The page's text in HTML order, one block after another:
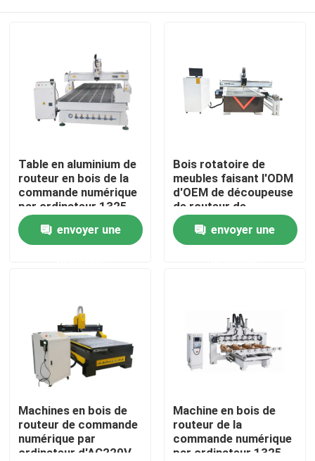
Aperçu
Produits
Vidéos
Visite d'usine
Contrôle de la qualité
Machine de découpe laser à fibre
Table en aluminium de
routeur en bois de la
commande numérique
par ordinateur 1325
avec la machine de
travail du bois d'axe
de la fente 4 de T
envoyer une
Bois rotatoire de
meubles faisant l'ODM
d'OEM de découpeuse
de routeur de
commande numérique
par ordinateur
envoyer une
Machines en bois de
routeur de commande
numérique par
ordinateur d'AC220V
Machine en bois de
routeur de la
commande numérique
par ordinateur 1325